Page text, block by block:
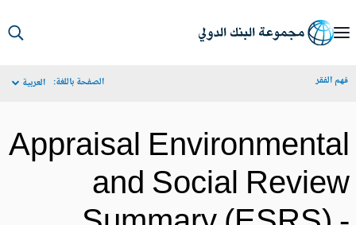
الفقر الصفحة باللغة: العربية
Appraisal
and Social